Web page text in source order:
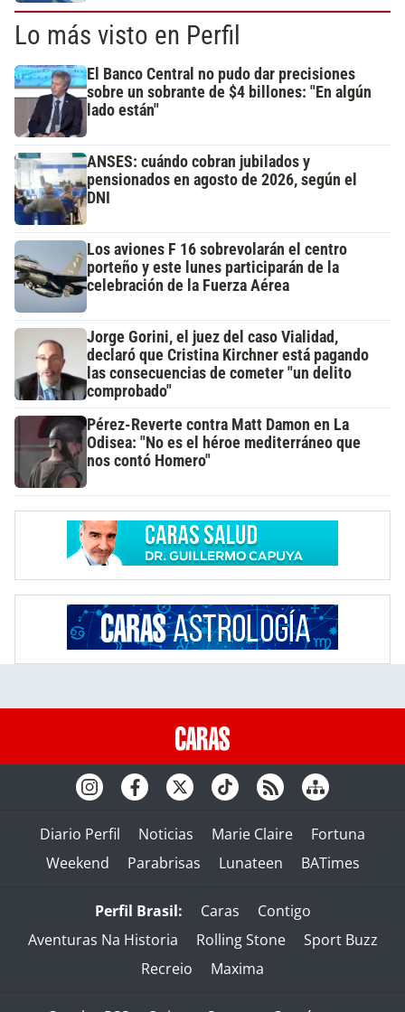
Lo más visto en Perfil
El Banco Central no pudo dar precisiones
sobre un sobrante de $4 billones: "En algún
lado están"
ANSES: cuándo cobran jubilados y
pensionados en agosto de 2026, según el
DNI
Los aviones F 16 sobrevolarán el centro
porteño y este lunes participarán de la
celebración de la Fuerza Aérea
Jorge Gorini, el juez del caso Vialidad,
declaró que Cristina Kirchner está pagando
las consecuencias de cometer "un delito
comprobado"
Pérez-Reverte contra Matt Damon en La
Odisea: "No es el héroe mediterráneo que
nos contó Homero"
Diario Perfil Noticias Marie Claire
Fortuna
Weekend
Parabrisas Lunateen BATimes
Perfil Brasil: Caras
Contigo
Aventuras Na Historia
Rolling Stone
Sport Buzz
Recreio
Maxima